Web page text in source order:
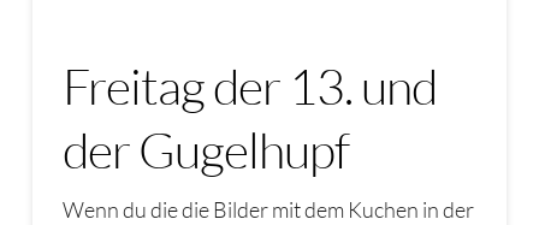
Freitag der 13. und
der Gugelhupf
Wenn du die die Bilder mit dem Kuchen in der